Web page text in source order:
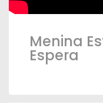
Menina
Espera